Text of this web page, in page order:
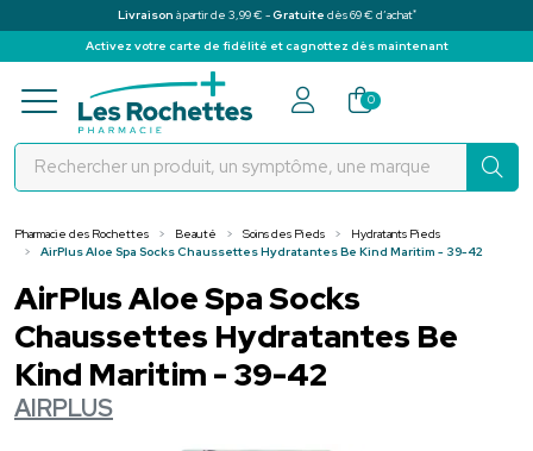
Livraison à partir de 3,99 € -Gratuite dès 69 € d’achat*
Activez votre carte de fidélité et cagnottez dès maintenant
Pharmacie des Rochettes Votre
0
Pharmacie des Rochettes Beauté Soins des Pieds
Hydratants Pieds
AirPlus Aloe Spa Socks Chaussettes Hydratantes Be Kind Maritim - 39-42
AirPlus Aloe Spa Socks
Chaussettes Hydratantes Be
Kind Maritim - 39-42
AIRPLUS